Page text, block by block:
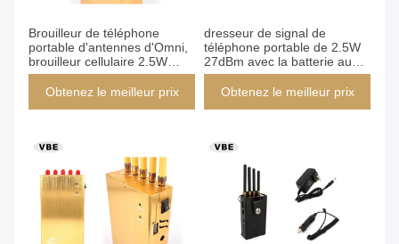
Brouilleur de téléphone
portable d'antennes d'Omni,
brouilleur cellulaire 2.5W
27dBm de signal
Obtenez le meilleur prix
dresseur de signal de
téléphone portable de 2.5W
27dBm avec la batterie au
lithium rechargeable intégrée
Obtenez le meilleur prix